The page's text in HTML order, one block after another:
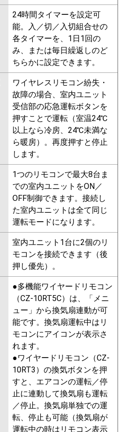
24時間タイマーを設定可
能。入／切／入切組合せの
各タイマーを、1日1回の
み、または毎日繰返しのど
ちらかに設定できます。
ワイヤレスリモコン紛失・
故障の場合、室内ユニット
受信部の応急運転ボタンを
押すことで運転（室温24℃
以上なら冷房、24℃未満な
ら暖房）。再度押すと停止
します。
1つのリモコンで最大8台ま
での室内ユニットをON／
OFF制御できます。接続し
た室内ユニットは全て同じ
運転モードになります。
室内ユニット1台に2個のリ
モコンを接続できます（後
押し優先）。
●多機能ワイヤードリモコン
（CZ-10RT5C）は、「メニ
ュー」から換気扇連動が可
能です。換気扇運転中はリ
モコンにアイコンが表示さ
れます。
●ワイヤードリモコン（CZ-
10RT3）の換気ボタンを押
すと、エアコンの運転／停
止に連動して換気扇も運転
／停止。換気扇単独での運
転、停止も可能（換気扇が
運転中の時はリモコン表示